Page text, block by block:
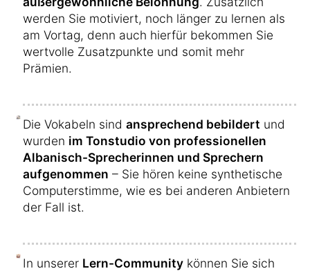
werden Sie motiviert, noch länger zu lernen als
am Vortag, denn auch hierfür bekommen Sie
wertvolle Zusatzpunkte und somit mehr
Prämien.
Die Vokabeln sind ansprechend bebildert und
wurden im Tonstudio von professionellen
Albanisch-Sprecherinnen und Sprechern
aufgenommen – Sie hören keine synthetische
Computerstimme, wie es bei anderen Anbietern
der Fall ist.
In unserer Lern-Community können Sie sich